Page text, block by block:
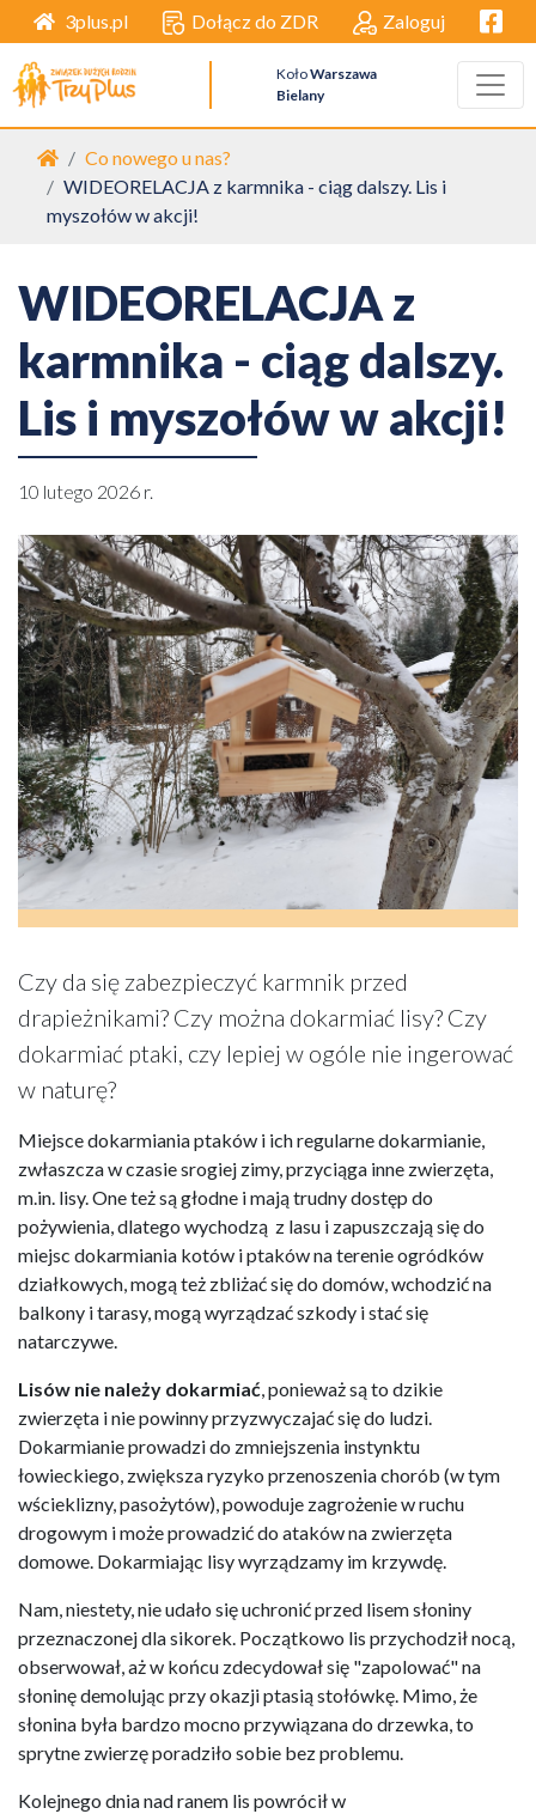
3plus.pl Dołącz do ZDR Zaloguj
KołoWarszawa
Bielany
Strona główna
Co nowego u nas?
WIDEORELACJA z karmnika - ciąg dalszy. Lis i
myszołów w akcji!
WIDEORELACJA z
karmnika - ciąg dalszy.
Lis i myszołów w akcji!
10 lutego 2026 r.
Czy da się zabezpieczyć karmnik przed
drapieżnikami? Czy można dokarmiać lisy? Czy
dokarmiać ptaki, czy lepiej w ogóle nie ingerować
w naturę?
Miejsce dokarmiania ptaków i ich regularne dokarmianie,
zwłaszcza w czasie srogiej zimy, przyciąga inne zwierzęta,
m.in. lisy. One też są głodne i mają trudny dostęp do
pożywienia, dlatego wychodzą z lasu i zapuszczają się do
miejsc dokarmiania kotów i ptaków na terenie ogródków
działkowych, mogą też zbliżać się do domów, wchodzić na
balkony i tarasy, mogą wyrządzać szkody i stać się
natarczywe.
Lisów nie należy dokarmiać, ponieważ są to dzikie
zwierzęta i nie powinny przyzwyczajać się do ludzi.
Dokarmianie prowadzi do zmniejszenia instynktu
łowieckiego, zwiększa ryzyko przenoszenia chorób (w tym
wścieklizny, pasożytów), powoduje zagrożenie w ruchu
drogowym i może prowadzić do ataków na zwierzęta
domowe. Dokarmiając lisy wyrządzamy im krzywdę.
Nam, niestety, nie udało się uchronić przed lisem słoniny
przeznaczonej dla sikorek. Początkowo lis przychodził nocą,
obserwował, aż w końcu zdecydował się "zapolować" na
słoninę demolując przy okazji ptasią stołówkę. Mimo, że
słonina była bardzo mocno przywiązana do drzewka, to
sprytne zwierzę poradziło sobie bez problemu.
Kolejnego dnia nad ranem lis powrócił w